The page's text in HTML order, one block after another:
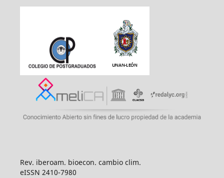
Rev. iberoam. bioecon. cambio clim.
eISSN 2410-7980